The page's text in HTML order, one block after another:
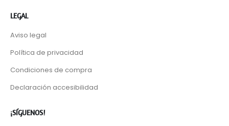
LEGAL
Aviso legal
Política de privacidad
Condiciones de compra
Declaración accesibilidad
¡SÍGUENOS!